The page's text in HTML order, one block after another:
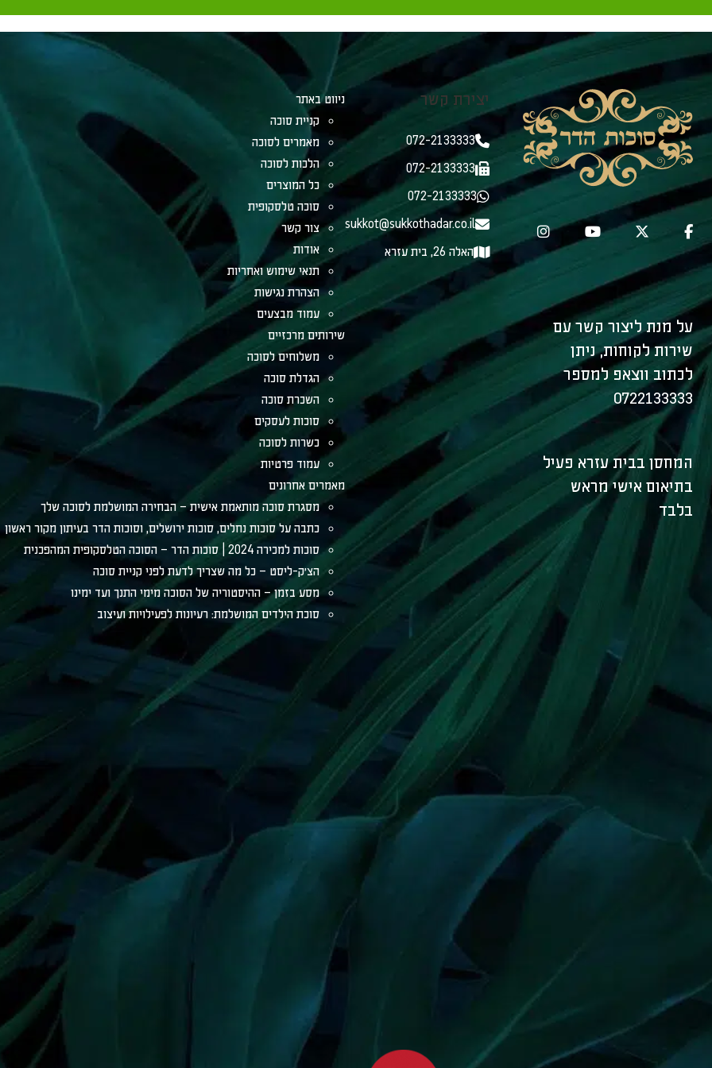
על מנת ליצור קשר עם
שירות לקוחות, ניתן
לכתוב ווצאפ למספר
0722133333
המחסן בבית עזרא פעיל
בתיאום אישי מראש
בלבד
יצירת קשר
072-2133333
072-2133333
072-2133333
sukkot@sukkothadar.co.il
האלה 26, בית עזרא
ניווט באתר
קניית סוכה
מאמרים לסוכה
הלכות לסוכה
כל המוצרים
סוכה טלסקופית
צור קשר
אודות
תנאי שימוש ואחריות
הצהרת נגישות
עמוד מבצעים
שירותים מרכזיים
משלוחים לסוכה
הגדלת סוכה
השכרת סוכה
סוכות לעסקים
כשרות לסוכה
עמוד פרטיות
מאמרים אחרונים
מסגרת סוכה מותאמת אישית – הבחירה המושלמת לסוכה שלך
כתבה על סוכות נחלים, סוכות ירושלים, וסוכות הדר בעיתון מקור ראשון
סוכות למכירה 2024 | סוכות הדר – הסוכה הטלסקופית המהפכנית
הצ׳ק-ליסט – כל מה שצריך לדעת לפני קניית סוכה
מסע בזמן – ההיסטוריה של הסוכה מימי התנך ועד ימינו
סוכת הילדים המושלמת: רעיונות לפעילויות ועיצוב